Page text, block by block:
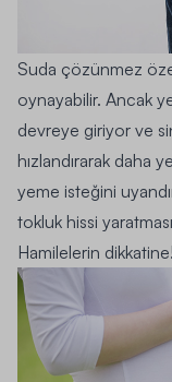
Suda çözünmez
oynayabilir. Ancak
devreye giriyor ve
hızlandırarak daha
yeme isteğini
tokluk hissi
Hamilelerin dikkatine!